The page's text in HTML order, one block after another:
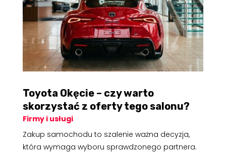
Toyota Okęcie – czy warto
skorzystać z oferty tego salonu?
Firmy i usługi
Zakup samochodu to szalenie ważna decyzja,
która wymaga wyboru sprawdzonego partnera.